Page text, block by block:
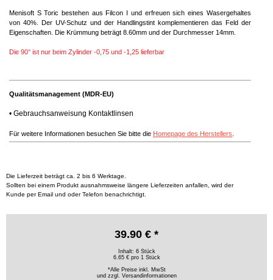
Menisoft S Toric bestehen aus Filcon I und erfreuen sich eines Wasergehaltes
von 40%. Der UV-Schutz und der Handlingstint komplementieren das Feld der
Eigenschaften. Die Krümmung beträgt 8.60mm und der Durchmesser 14mm.
Die 90° ist nur beim Zylinder -0,75 und -1,25 lieferbar
Qualitätsmanagement (MDR-EU)
• Gebrauchsanweisung Kontaktlinsen
Für weitere Informationen besuchen Sie bitte die Homepage des Herstellers
Die Lieferzeit beträgt ca. 2 bis 6 Werktage.
Sollten bei einem Produkt ausnahmsweise längere Lieferzeiten anfallen, wird der
Kunde per Email und oder Telefon benachrichtigt.
39.90 € *
Inhalt: 6 Stück
6.65 € pro 1 Stück
*Alle Preise inkl. MwSt
und zzgl. Versandinformationen